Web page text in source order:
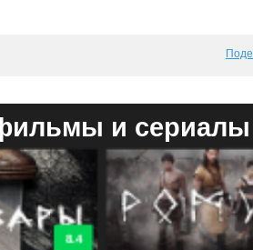
и сериалы
8.4